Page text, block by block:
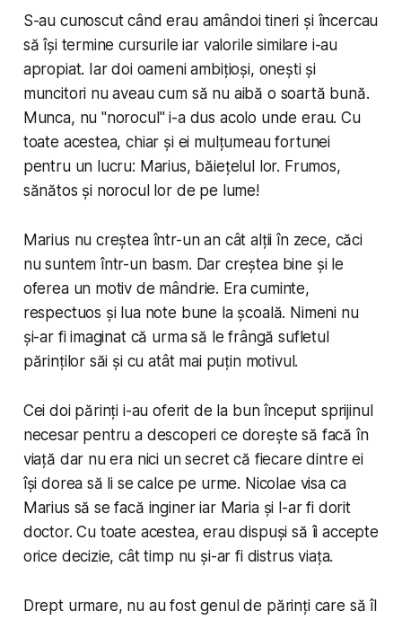
S-au cunoscut când erau amândoi tineri și încercau
să își termine cursurile iar valorile similare i-au
apropiat. Iar doi oameni ambițioși, onești și
muncitori nu aveau cum să nu aibă o soartă bună.
Munca, nu "norocul" i-a dus acolo unde erau. Cu
toate acestea, chiar și ei mulțumeau fortunei
pentru un lucru: Marius, băiețelul lor. Frumos,
sănătos și norocul lor de pe lume!
Marius nu creștea într-un an cât alții în zece, căci
nu suntem într-un basm. Dar creștea bine și le
oferea un motiv de mândrie. Era cuminte,
respectuos și lua note bune la școală. Nimeni nu
și-ar fi imaginat că urma să le frângă sufletul
părinților săi și cu atât mai puțin motivul.
Cei doi părinți i-au oferit de la bun început sprijinul
necesar pentru a descoperi ce dorește să facă în
viață dar nu era nici un secret că fiecare dintre ei
își dorea să li se calce pe urme. Nicolae visa ca
Marius să se facă inginer iar Maria și l-ar fi dorit
doctor. Cu toate acestea, erau dispuși să îi accepte
orice decizie, cât timp nu și-ar fi distrus viața.
Drept urmare, nu au fost genul de părinți care să îl